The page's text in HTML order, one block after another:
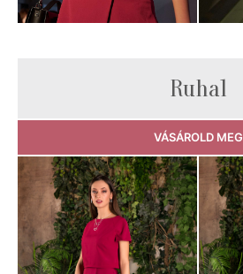
Ruha1
VÁSÁROLD MEG